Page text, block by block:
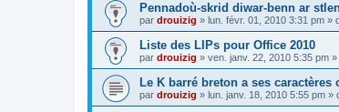
Pennadoù-skrid diwar-benn ar
par drouizig » lun. févr. 01, 2010 3:31 pm »
Liste des LIPs pour Office 2010
par drouizig » ven. janv. 22, 2010 5:35 pm »
Le K barré breton a ses caractères
par drouizig » lun. janv. 18, 2010 5:55 pm »